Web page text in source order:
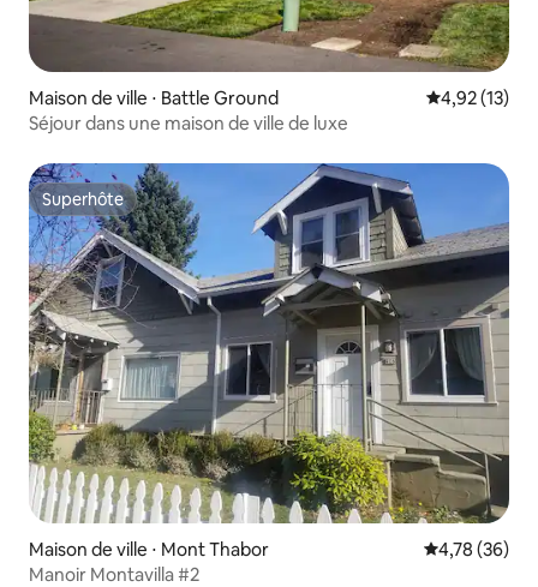
Maison de ville ⋅ Battle Ground Évaluation
4,92 (13)
Séjour dans une maison de ville de luxe
Superhôte
Superhôte
Maison de ville ⋅ Mont Thabor Évaluation
4,78 (36)
Manoir Montavilla #2